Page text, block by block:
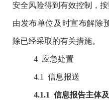
安全风险得到有效控制，按
由发布单位及时宣布解除
除已经采取的有关措施。
4应急处置
4.1 信息报送
4.1.1 信息报告主体